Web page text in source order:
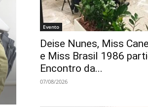
Evento
Deise Nunes, Miss
e Miss Brasil 1986
Encontro da...
07/08/2026